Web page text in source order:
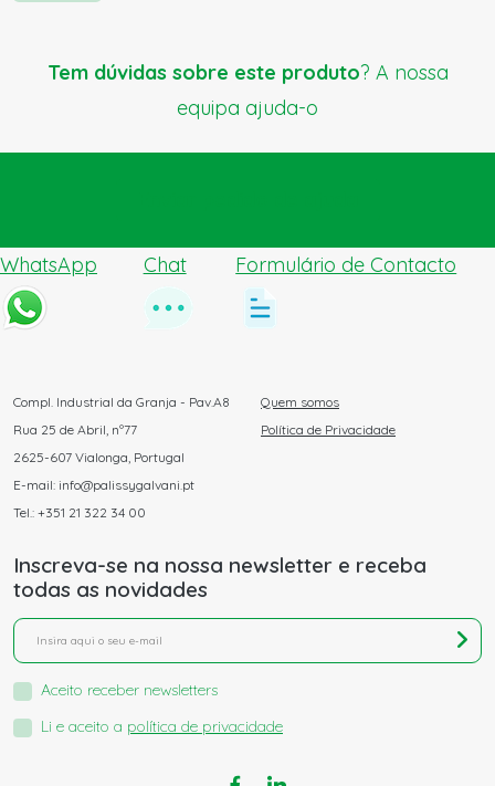
Tem dúvidas sobre este produto? A nossa
equipa ajuda-o
WhatsApp Chat Formulário de Contacto
Compl. Industrial da Granja - Pav.A8
Rua 25 de Abril, nº77
2625-607 Vialonga, Portugal
E-mail: info@palissygalvani.pt
Tel.: +351 21 322 34 00
Quem somos
Política de Privacidade
Inscreva-se na nossa newsletter e receba
todas as novidades
Aceito receber newsletters
Li e aceito a política de privacidade